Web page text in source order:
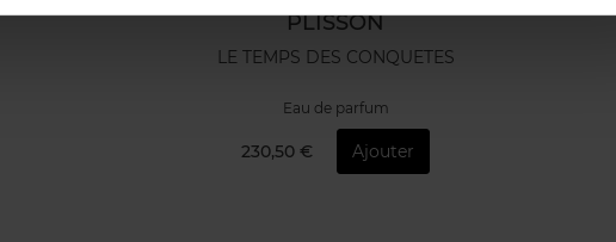
PLISSON
LE TEMPS DES CONQUETES
Eau de parfum
230,50 € Ajouter